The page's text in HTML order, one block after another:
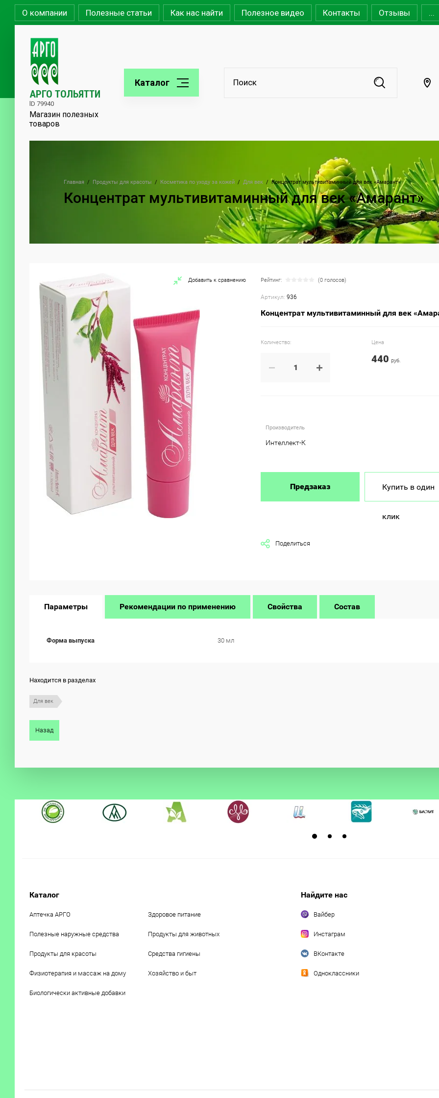
О компании Полезные статьи Как нас найти Полезное видео Контакты Отзывы ...
АРГО ТОЛЬЯТТИ
lD 79940
Магазин полезных
товаров
Каталог
Главная / Продукты для красоты / Косметика по уходу за кожей / Для век / Концентрат мультивитаминный для век «Амарант»
Концентрат мультивитаминный для век «Амарант»
Добавить к сравнению Рейтинг: (0 голосов)
Артикул: 936
Концентрат мультивитаминный для век
Количество:
− +
Цена
440 руб.
Производитель
Интеллект-К
Предзаказ Купить в один
клик
Поделиться
Параметры Рекомендации по применению Свойства Состав
Форма выпуска 30 мл
Находится в разделах
Для век
Назад
Каталог
Аптечка АРГО Здоровое питание
Полезные наружные средства Продукты для животных
Продукты для красоты Средства гигиены
Физиотерапия и массаж на дому Хозяйство и быт
Биологически активные добавки
Найдите нас
Вайбер
Инстаграм
ВКонтакте
Одноклассники